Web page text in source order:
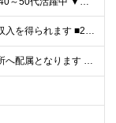
<平均報酬>※早期から安定収入を得られます ■2年目～：888万円 ■3年目～：960万円 ■4年目～：1028万円 ★成果連動型報酬（営業成績に応じて支給/45時間分固定残業代含む/超過分は別途支
全国47都道府県の当社事業所へ配属となります ※居住地や希望の勤務先を考慮します ※リモートワークOK／転勤なし ＜本社＞ 東京都台東区浅草橋1-1-8 FP浅草橋ビル (変更の範囲)上記を除く当